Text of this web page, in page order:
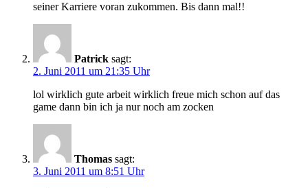
seiner Karriere voran zukommen. Bis dann mal!!
Patrick sagt:
2. Juni 2011 um 21:35 Uhr
lol wirklich gute arbeit wirklich freue mich schon auf das
game dann bin ich ja nur noch am zocken
Thomas sagt:
3. Juni 2011 um 8:51 Uhr